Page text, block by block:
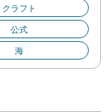
クラフト
公式
海